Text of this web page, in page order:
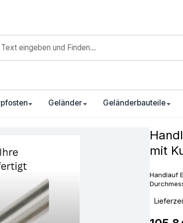
Geländer Geländerbauteile
mit
Handlauf